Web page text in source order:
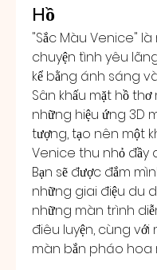
Hồ
"Sắc Màu Venice"
chuyện tình yêu
kể bằng ánh sáng
Sân khấu mặt hồ thơ
những hiệu ứng 3D
tượng, tạo nên một
Venice thu nhỏ đầy
Bạn sẽ được đắm
những giai điệu du
những màn trình
điêu luyện, cùng với
màn bắn pháo hoa